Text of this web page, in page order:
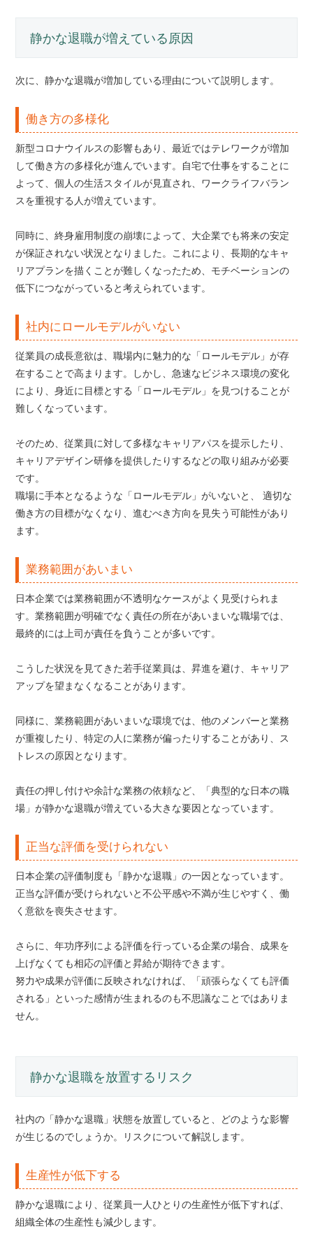
静かな退職が増えている原因
次に、静かな退職が増加している理由について説明します。
働き方の多様化
新型コロナウイルスの影響もあり、最近ではテレワークが増加
して働き方の多様化が進んでいます。自宅で仕事をすることに
よって、個人の生活スタイルが見直され、ワークライフバラン
スを重視する人が増えています。
同時に、終身雇用制度の崩壊によって、大企業でも将来の安定
が保証されない状況となりました。これにより、長期的なキャ
リアプランを描くことが難しくなったため、モチベーションの
低下につながっていると考えられています。
社内にロールモデルがいない
従業員の成長意欲は、職場内に魅力的な「ロールモデル」が存
在することで高まります。しかし、急速なビジネス環境の変化
により、身近に目標とする「ロールモデル」を見つけることが
難しくなっています。
そのため、従業員に対して多様なキャリアパスを提示したり、
キャリアデザイン研修を提供したりするなどの取り組みが必要
です。
職場に手本となるような「ロールモデル」がいないと、 適切な
働き方の目標がなくなり、進むべき方向を見失う可能性があり
ます。
業務範囲があいまい
日本企業では業務範囲が不透明なケースがよく見受けられま
す。業務範囲が明確でなく責任の所在があいまいな職場では、
最終的には上司が責任を負うことが多いです。
こうした状況を見てきた若手従業員は、昇進を避け、キャリア
アップを望まなくなることがあります。
同様に、業務範囲があいまいな環境では、他のメンバーと業務
が重複したり、特定の人に業務が偏ったりすることがあり、ス
トレスの原因となります。
責任の押し付けや余計な業務の依頼など、「典型的な日本の職
場」が静かな退職が増えている大きな要因となっています。
正当な評価を受けられない
日本企業の評価制度も「静かな退職」の一因となっています。
正当な評価が受けられないと不公平感や不満が生じやすく、働
く意欲を喪失させます。
さらに、年功序列による評価を行っている企業の場合、成果を
上げなくても相応の評価と昇給が期待できます。
努力や成果が評価に反映されなければ、「頑張らなくても評価
される」といった感情が生まれるのも不思議なことではありま
せん。
静かな退職を放置するリスク
社内の「静かな退職」状態を放置していると、どのような影響
が生じるのでしょうか。リスクについて解説します。
生産性が低下する
静かな退職により、従業員一人ひとりの生産性が低下すれば、
組織全体の生産性も減少します。